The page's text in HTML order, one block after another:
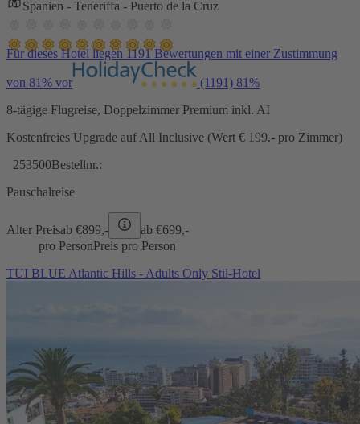
Spanien - Teneriffa - Puerto de la Cruz
Für dieses Hotel liegen 1191 Bewertungen mit einer Zustimmung
von 81% vor (1191) 81%
8-tägige Flugreise, Doppelzimmer Premium inkl. AI
Kostenfreies Upgrade auf All Inclusive (Wert € 199.- pro Zimmer)
253500Bestellnr.:
Pauschalreise
Alter Preisab €899,- ab €699,-
pro PersonPreis pro Person
TUI BLUE Atlantic Hills - Adults Only Stil-Hotel